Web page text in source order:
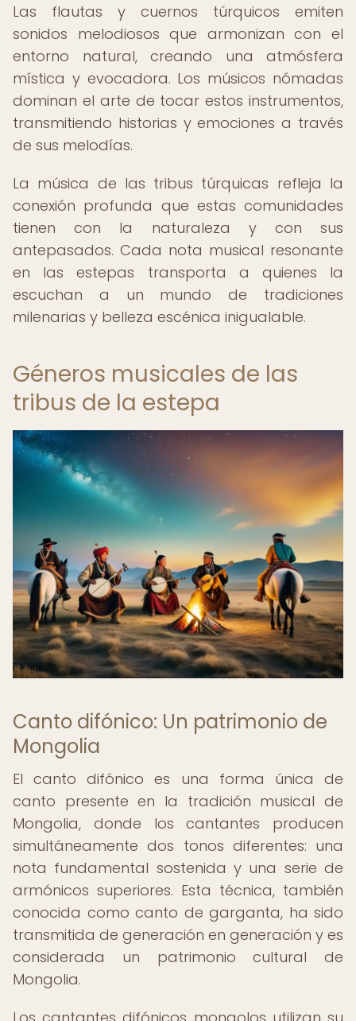
Las flautas y cuernos túrquicos emiten
sonidos melodiosos que armonizan con el
entorno natural, creando una atmósfera
mística y evocadora. Los músicos nómadas
dominan el arte de tocar estos instrumentos,
transmitiendo historias y emociones a través
de sus melodías.
La música de las tribus túrquicas refleja la
conexión profunda que estas comunidades
tienen con la naturaleza y con sus
antepasados. Cada nota musical resonante
en las estepas transporta a quienes la
escuchan a un mundo de tradiciones
milenarias y belleza escénica inigualable.
Géneros musicales de las
tribus de la estepa
Canto difónico: Un patrimonio de
Mongolia
El canto difónico es una forma única de
canto presente en la tradición musical de
Mongolia, donde los cantantes producen
simultáneamente dos tonos diferentes: una
nota fundamental sostenida y una serie de
armónicos superiores. Esta técnica, también
conocida como canto de garganta, ha sido
transmitida de generación en generación y es
considerada un patrimonio cultural de
Mongolia.